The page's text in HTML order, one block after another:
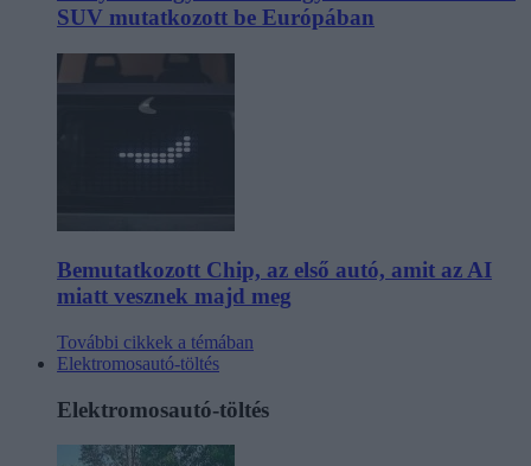
SUV mutatkozott be Európában
Bemutatkozott Chip, az első autó, amit az AI
miatt vesznek majd meg
További cikkek a témában
Elektromosautó-töltés
Elektromosautó-töltés